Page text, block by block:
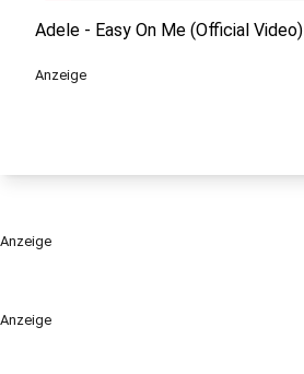
Anzeige
Adele - Easy On Me (Official Video)
Anzeige
Anzeige